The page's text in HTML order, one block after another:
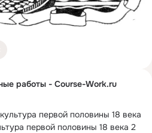
работы - Course-Work.ru
первой половины 18 века
первой половины 18 века 2